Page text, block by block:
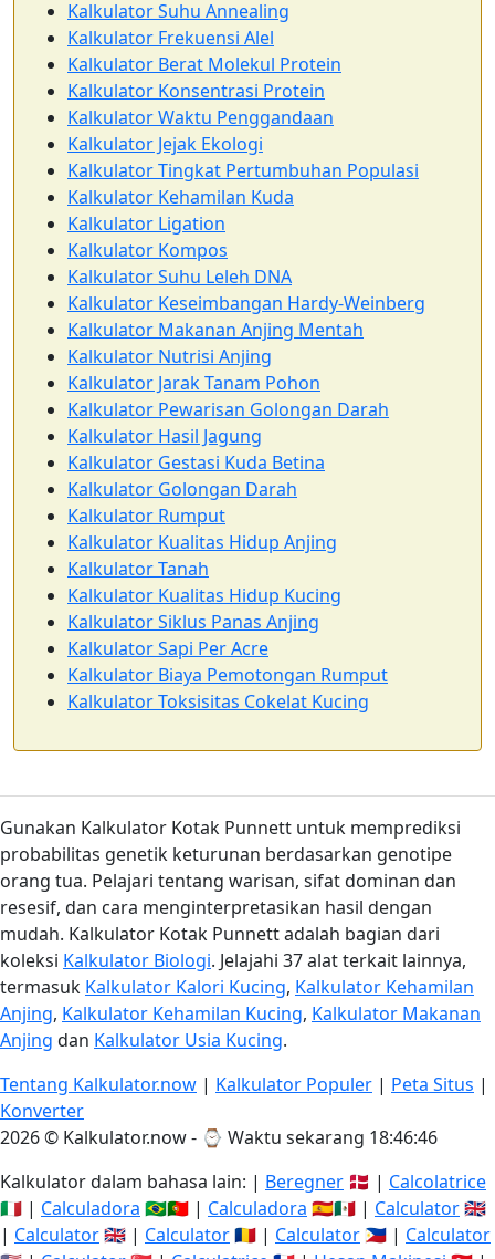
Kalkulator Suhu Annealing
Kalkulator Frekuensi Alel
Kalkulator Berat Molekul Protein
Kalkulator Konsentrasi Protein
Kalkulator Waktu Penggandaan
Kalkulator Jejak Ekologi
Kalkulator Tingkat Pertumbuhan Populasi
Kalkulator Kehamilan Kuda
Kalkulator Ligation
Kalkulator Kompos
Kalkulator Suhu Leleh DNA
Kalkulator Keseimbangan Hardy-Weinberg
Kalkulator Makanan Anjing Mentah
Kalkulator Nutrisi Anjing
Kalkulator Jarak Tanam Pohon
Kalkulator Pewarisan Golongan Darah
Kalkulator Hasil Jagung
Kalkulator Gestasi Kuda Betina
Kalkulator Golongan Darah
Kalkulator Rumput
Kalkulator Kualitas Hidup Anjing
Kalkulator Tanah
Kalkulator Kualitas Hidup Kucing
Kalkulator Siklus Panas Anjing
Kalkulator Sapi Per Acre
Kalkulator Biaya Pemotongan Rumput
Kalkulator Toksisitas Cokelat Kucing
Gunakan Kalkulator Kotak Punnett untuk memprediksi
probabilitas genetik keturunan berdasarkan genotipe
orang tua. Pelajari tentang warisan, sifat dominan dan
resesif, dan cara menginterpretasikan hasil dengan
mudah. Kalkulator Kotak Punnett adalah bagian dari
koleksi Kalkulator Biologi. Jelajahi 37 alat terkait lainnya,
termasuk Kalkulator Kalori Kucing, Kalkulator Kehamilan
Anjing, Kalkulator Kehamilan Kucing, Kalkulator Makanan
Anjing dan Kalkulator Usia Kucing.
Tentang Kalkulator.now | Kalkulator Populer | Peta Situs |
Konverter
2026 © Kalkulator.now - ⌚ Waktu sekarang 18:46:46
Kalkulator dalam bahasa lain: | Beregner 🇩🇰 | Calcolatrice
🇮🇹 | Calculadora 🇧🇷🇵🇹 | Calculadora 🇪🇸🇲🇽 | Calculator🇬🇧
| Calculator🇬🇧 | Calculator🇷🇴 | Calculator 🇵🇭 | Calculator